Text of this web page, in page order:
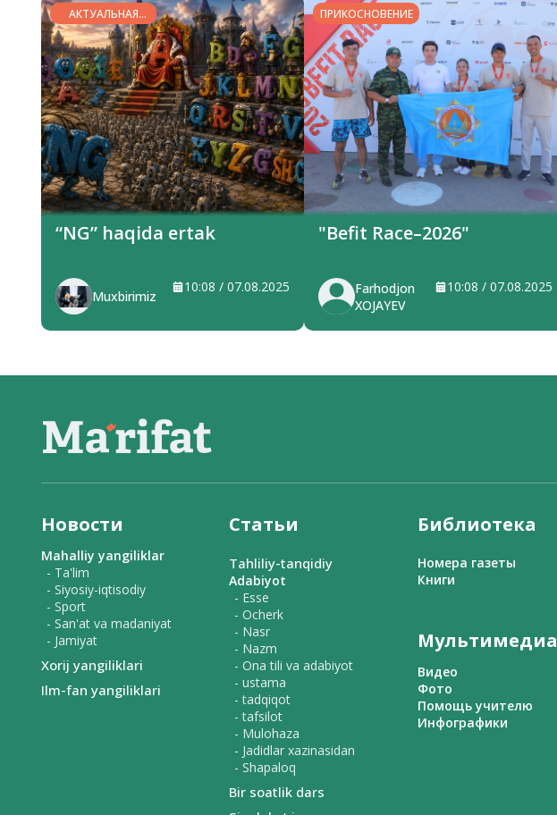
АКТУАЛЬНАЯ
ТЕМА
“NG” haqida ertak
Muxbirimiz
10:08 / 07.08.2025
ПРИКОСНОВЕНИЕ
"Befit Race–2026"
Farhodjon
XOJAYEV
10:08 / 07.08.2025
Новости
Mahalliy yangiliklar
- Ta'lim
- Siyosiy-iqtisodiy
- Sport
- San'at va madaniyat
- Jamiyat
Xorij yangiliklari
Ilm-fan yangiliklari
Статьи
Tahliliy-tanqidiy
Adabiyot
- Esse
- Ocherk
- Nasr
- Nazm
- Ona tili va adabiyot
- ustama
- tadqiqot
- tafsilot
- Mulohaza
- Jadidlar xazinasidan
- Shapaloq
Bir soatlik dars
Библиотека
Номера газеты
Книги
Мультимедиа
Видео
Фото
Помощь учителю
Инфографики